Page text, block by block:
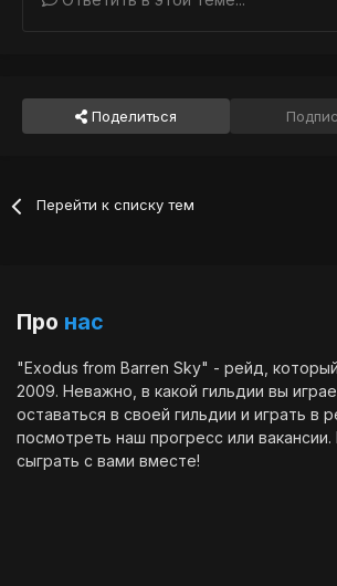
Поделиться
Перейти к списку тем
Про нас
"Exodus from Barren Sky" - рейд,
2009. Неважно, в какой гильдии вы
оставаться в своей гильдии и играть в
посмотреть наш прогресс или вакансии
сыграть с вами вместе!